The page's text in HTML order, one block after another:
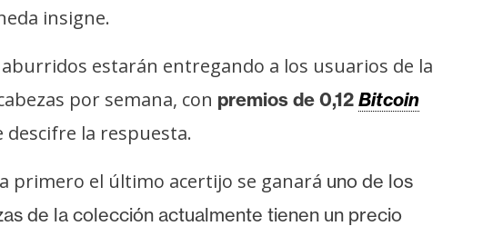
insigne.
estarán entregando a los usuarios de la
por semana, con premios de 0,12 Bitcoin
la respuesta.
primero el último acertijo se ganará uno de los
de la colección actualmente tienen un precio